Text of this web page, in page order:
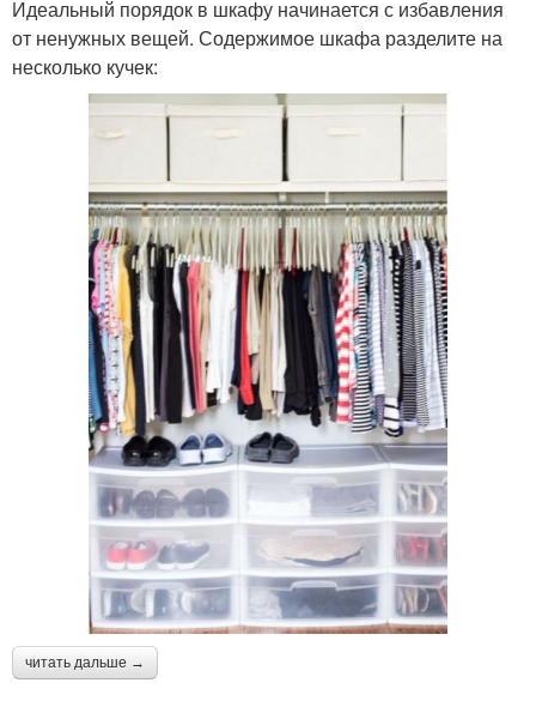
Идеальный порядок в шкафу начинается с избавления
от ненужных вещей. Содержимое шкафа разделите на
несколько кучек:
читать дальше →